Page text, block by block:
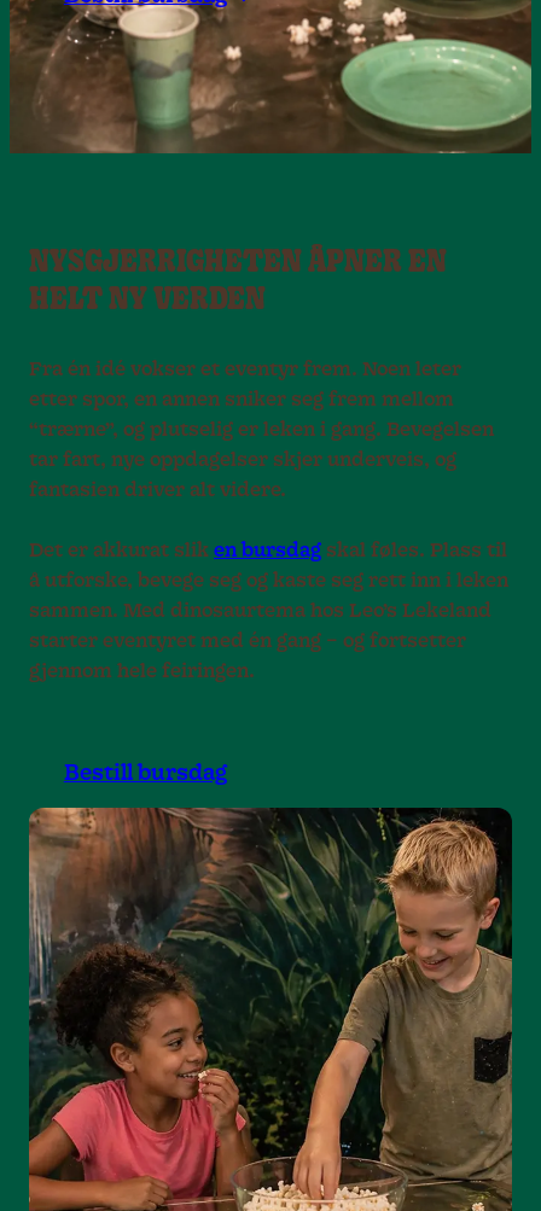
NYSGJERRIGHETEN ÅPNER EN
HELT NY VERDEN
Fra én idé vokser et eventyr frem. Noen leter
etter spor, en annen sniker seg frem mellom
“trærne”, og plutselig er leken i gang. Bevegelsen
tar fart, nye oppdagelser skjer underveis, og
fantasien driver alt videre.
Det er akkurat slik en bursdag skal føles. Plass til
å utforske, bevege seg og kaste seg rett inn i leken
sammen. Med dinosaurtema hos Leo’s Lekeland
starter eventyret med én gang – og fortsetter
gjennom hele feiringen.
Bestill bursdag